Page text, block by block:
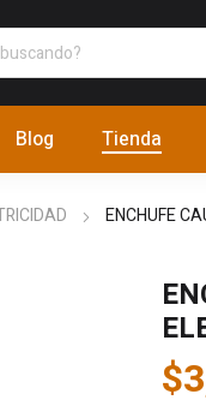
Blog Tienda
ENCHUFE
$